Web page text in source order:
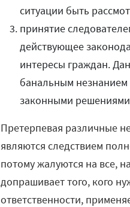
ситуации быть
принятие
действующее
интересы граждан.
банальным незнанием
законными
Претерпевая различные
являются следствием
потому жалуются на все,
допрашивает того, кого
ответственности,